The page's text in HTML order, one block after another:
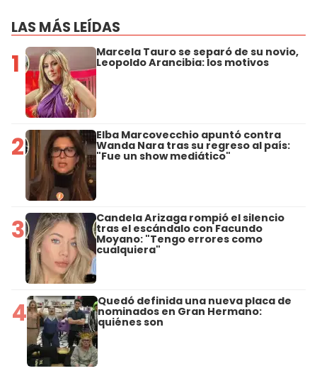
LAS MÁS LEÍDAS
1 Marcela Tauro se separó de su novio,
Leopoldo Arancibia: los motivos
2 Elba Marcovecchio apuntó contra
Wanda Nara tras su regreso al país:
"Fue un show mediático"
3 Candela Arizaga rompió el silencio
tras el escándalo con Facundo
Moyano: "Tengo errores como
cualquiera"
4 Quedó definida una nueva placa de
nominados en Gran Hermano:
quiénes son